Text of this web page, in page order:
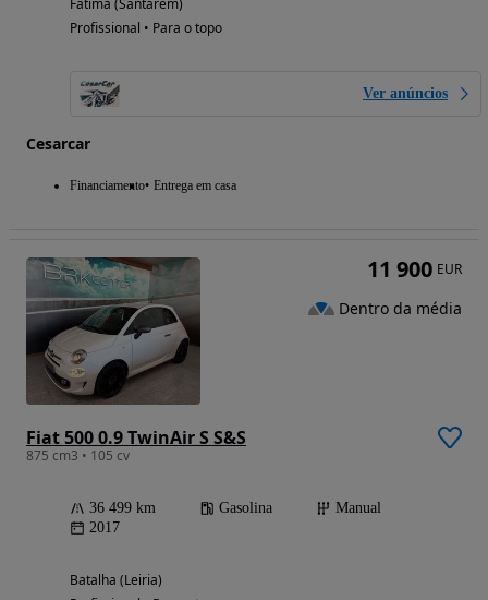
Profissional • Para o topo
Ver anúncios
Cesarcar
Financiamento Entrega em casa
Fiat 500 0.9 TwinAir S S&S
875 cm3 • 105 cv
36 499 km Gasolina
Manual
2017
Batalha (Leiria)
11 900 EUR
Dentro da média